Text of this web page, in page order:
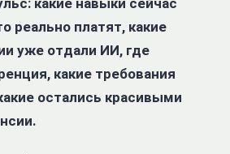
реально платят, какие
уже отдали ИИ, где
какие требования
остались красивыми